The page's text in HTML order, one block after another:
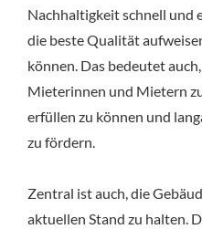
Nachhaltigkeit schnell und
die beste Qualität
können. Das bedeutet
Mieterinnen und Mietern
erfüllen zu können und
zu fördern.
Zentral ist auch, die
aktuellen Stand zu halten.